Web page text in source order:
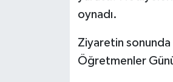
oynadı.
Ziyaretin sonunda
Öğretmenler